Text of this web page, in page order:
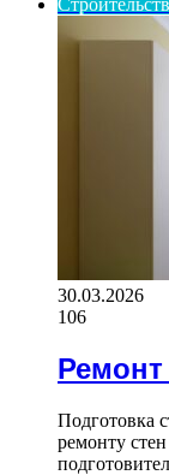
30.03.2026
106
Ремонт
Подготовка
ремонту